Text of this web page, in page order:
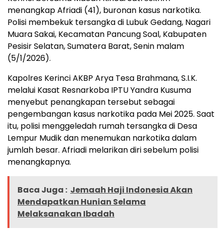
menangkap Afriadi (41), buronan kasus narkotika.
Polisi membekuk tersangka di Lubuk Gedang, Nagari
Muara Sakai, Kecamatan Pancung Soal, Kabupaten
Pesisir Selatan, Sumatera Barat, Senin malam
(5/1/2026).
Kapolres Kerinci AKBP Arya Tesa Brahmana, S.I.K.
melalui Kasat Resnarkoba IPTU Yandra Kusuma
menyebut penangkapan tersebut sebagai
pengembangan kasus narkotika pada Mei 2025. Saat
itu, polisi menggeledah rumah tersangka di Desa
Lempur Mudik dan menemukan narkotika dalam
jumlah besar. Afriadi melarikan diri sebelum polisi
menangkapnya.
Baca Juga : Jemaah Haji Indonesia Akan
Mendapatkan Hunian Selama
Melaksanakan Ibadah